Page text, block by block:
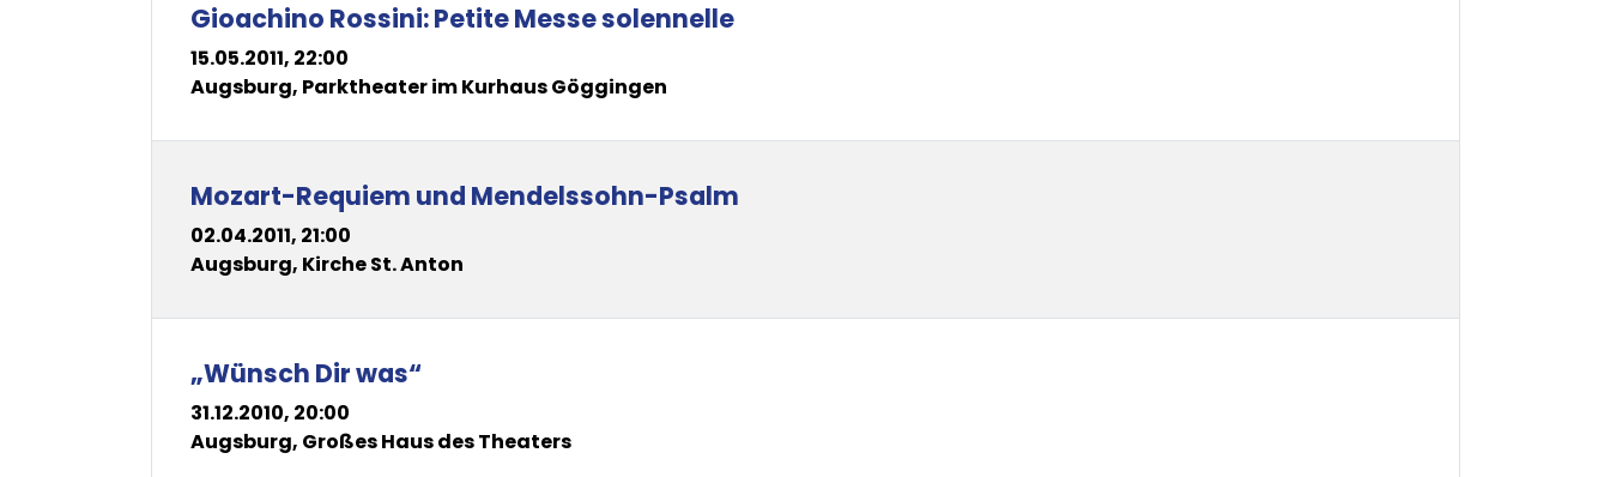
Gioachino Rossini: Petite Messe solennelle
15.05.2011, 22:00
Augsburg, Parktheater im Kurhaus Göggingen
Mozart-Requiem und Mendelssohn-Psalm
02.04.2011, 21:00
Augsburg, Kirche St. Anton
„Wünsch Dir was“
31.12.2010, 20:00
Augsburg, Großes Haus des Theaters